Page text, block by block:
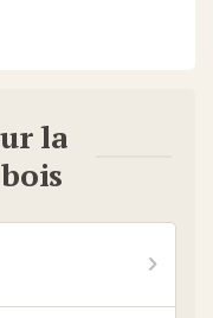
la